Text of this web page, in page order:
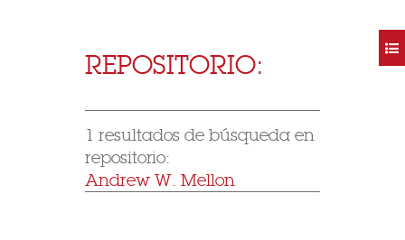
REPOSITORIO:
1 resultados de búsqueda en
repositorio:
Andrew W. Mellon